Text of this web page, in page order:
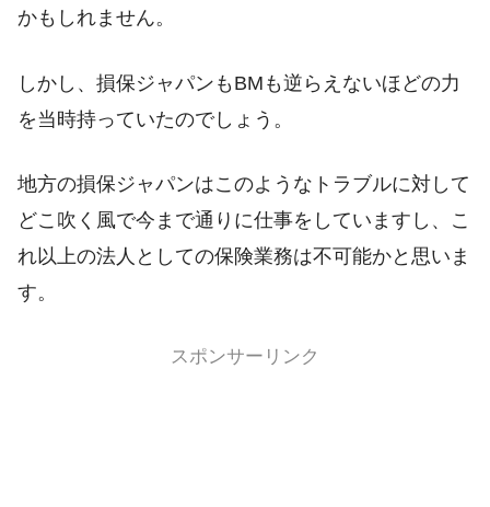
かもしれません。
しかし、損保ジャパンもBMも逆らえないほどの力
を当時持っていたのでしょう。
地方の損保ジャパンはこのようなトラブルに対して
どこ吹く風で今まで通りに仕事をしていますし、こ
れ以上の法人としての保険業務は不可能かと思いま
す。
スポンサーリンク